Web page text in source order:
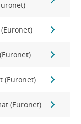
(Euronet)
(Euronet)